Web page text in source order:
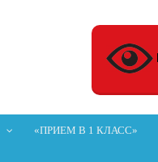
«ПРИЕМ В 1 КЛАСС»